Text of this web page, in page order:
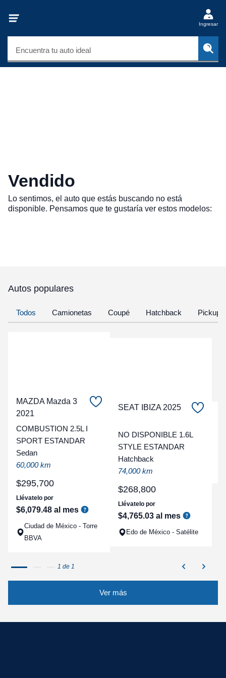
Ingresar
Encuentra tu auto ideal
Vendido
Lo sentimos, el auto que estás buscando no está
disponible. Pensamos que te gustaría ver estos modelos:
Autos populares
Todos Camionetas Coupé Hatchback Pickup
MAZDA Mazda 3
2021
COMBUSTION 2.5L I
SPORT ESTANDAR
Sedan
60,000 km
$295,700
Llévatelo por
$6,079.48 al mes
Ciudad de México - Torre
BBVA
SEAT IBIZA 2025
NO DISPONIBLE 1.6L
STYLE ESTANDAR
Hatchback
74,000 km
$268,800
Llévatelo por
$4,765.03 al mes
Edo de México - Satélite
1 de 1
Ver más